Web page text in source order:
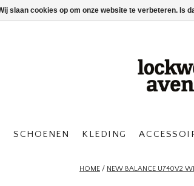
SCHOENEN KLEDING
HOME / NEW BALANCE U740V2
slaan cookies op om onze website te verbeteren. Is